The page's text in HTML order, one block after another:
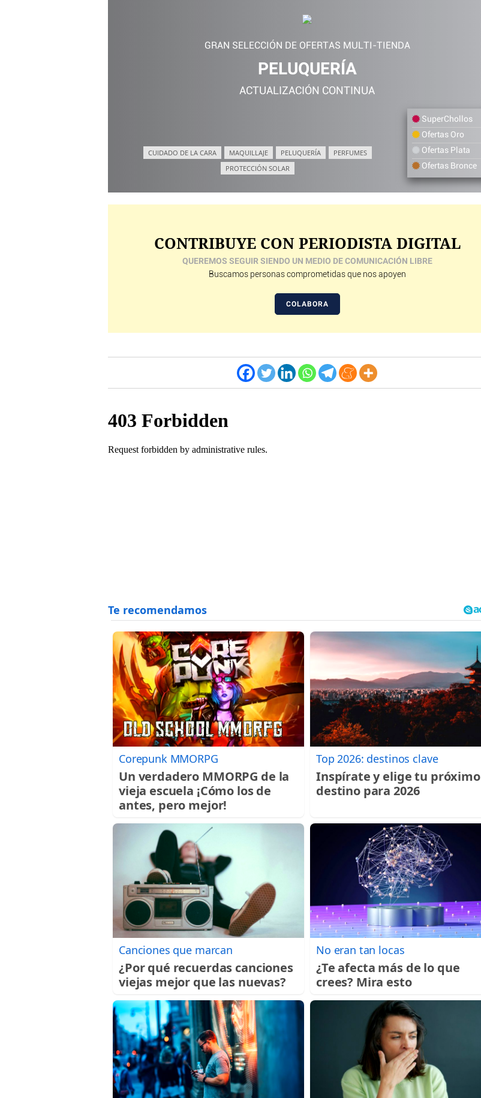
GRAN SELECCIÓN DE OFERTAS MULTI-TIENDA
PELUQUERÍA
ACTUALIZACIÓN CONTINUA
CUIDADO DE LA CARA MAQUILLAJE PELUQUERÍA
PERFUMES
PROTECCIÓN SOLAR
SuperChollos
Ofertas Oro
Ofertas Plata
Ofertas Bronce
CONTRIBUYE CON PERIODISTA DIGITAL
QUEREMOS SEGUIR SIENDO UN MEDIO DE COMUNICACIÓN LIBRE
Buscamos personas comprometidas que nos apoyen
COLABORA
Corepunk MMORPG
Un verdadero MMORPG de la
vieja escuela ¡Cómo los de
antes, pero mejor!
Top 2026: destinos clave
Inspírate y elige tu próximo
destino para 2026
Canciones que marcan
¿Por qué recuerdas canciones
viejas mejor que las nuevas?
No eran tan locas
¿Te afecta más de lo que
crees? Mira esto